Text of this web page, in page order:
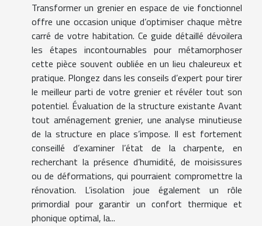
Transformer un grenier en espace de vie fonctionnel
offre une occasion unique d’optimiser chaque mètre
carré de votre habitation. Ce guide détaillé dévoilera
les étapes incontournables pour métamorphoser
cette pièce souvent oubliée en un lieu chaleureux et
pratique. Plongez dans les conseils d’expert pour tirer
le meilleur parti de votre grenier et révéler tout son
potentiel. Évaluation de la structure existante Avant
tout aménagement grenier, une analyse minutieuse
de la structure en place s’impose. Il est fortement
conseillé d’examiner l’état de la charpente, en
recherchant la présence d’humidité, de moisissures
ou de déformations, qui pourraient compromettre la
rénovation. L’isolation joue également un rôle
primordial pour garantir un confort thermique et
phonique optimal, la...